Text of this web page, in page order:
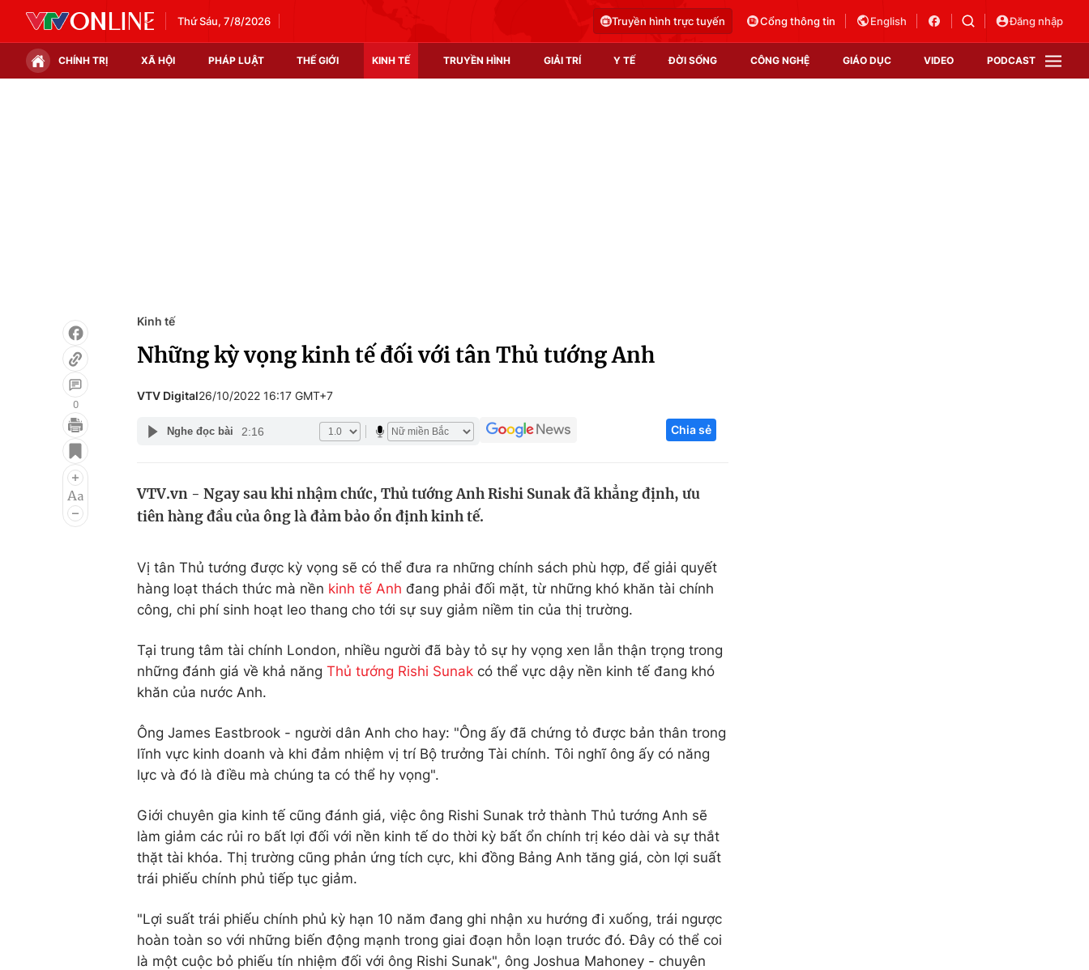
Thứ Sáu, 7/8/2026 Truyền hình trực tuyến Cổng thông tin English Đăng nhập
CHÍNH TRỊ XÃ HỘI PHÁP LUẬT THẾ GIỚI KINH TẾ TRUYỀN HÌNH GIẢI TRÍ Y TẾ ĐỜI SỐNG CÔNG NGHỆ GIÁO DỤC VIDEO PODCAST
Infographic
Điện ảnh
Âm nhạc
Làm đẹp
Giáo dục
Học trực tuyến
Công nghệ
Sản phẩm
Tư vấn
0
Kinh tế
Những kỳ vọng kinh tế đối với tân Thủ tướng Anh
VTV Digital26/10/2022 16:17 GMT+7
Nghe đọc bài 2:16 Chia sẻ
VTV.vn - Ngay sau khi nhậm chức, Thủ tướng Anh Rishi Sunak đã khẳng định, ưu
tiên hàng đầu của ông là đảm bảo ổn định kinh tế.
Vị tân Thủ tướng được kỳ vọng sẽ có thể đưa ra những chính sách phù hợp, để giải quyết
hàng loạt thách thức mà nền kinh tế Anh đang phải đối mặt, từ những khó khăn tài chính
công, chi phí sinh hoạt leo thang cho tới sự suy giảm niềm tin của thị trường.
Tại trung tâm tài chính London, nhiều người đã bày tỏ sự hy vọng xen lẫn thận trọng trong
những đánh giá về khả năng Thủ tướng Rishi Sunak có thể vực dậy nền kinh tế đang khó
khăn của nước Anh.
Ông James Eastbrook - người dân Anh cho hay: "Ông ấy đã chứng tỏ được bản thân trong
lĩnh vực kinh doanh và khi đảm nhiệm vị trí Bộ trưởng Tài chính. Tôi nghĩ ông ấy có năng
lực và đó là điều mà chúng ta có thể hy vọng".
Giới chuyên gia kinh tế cũng đánh giá, việc ông Rishi Sunak trở thành Thủ tướng Anh sẽ
làm giảm các rủi ro bất lợi đối với nền kinh tế do thời kỳ bất ổn chính trị kéo dài và sự thắt
thặt tài khóa. Thị trường cũng phản ứng tích cực, khi đồng Bảng Anh tăng giá, còn lợi suất
trái phiếu chính phủ tiếp tục giảm.
"Lợi suất trái phiếu chính phủ kỳ hạn 10 năm đang ghi nhận xu hướng đi xuống, trái ngược
hoàn toàn so với những biến động mạnh trong giai đoạn hỗn loạn trước đó. Đây có thể coi
là một cuộc bỏ phiếu tín nhiệm đối với ông Rishi Sunak", ông Joshua Mahoney - chuyên